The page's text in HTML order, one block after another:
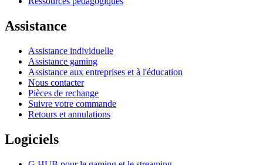
Assistance
Assistance individuelle
Assistance gaming
Assistance aux entreprises et à l'éducation
Nous contacter
Pièces de rechange
Suivre votre commande
Retours et annulations
Logiciels